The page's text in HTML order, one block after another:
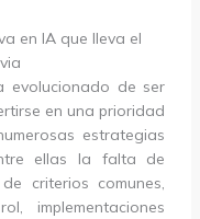
en IA que lleva el
de ser
en una prioridad
estrategias
ellas la falta de
criterios comunes,
implementaciones